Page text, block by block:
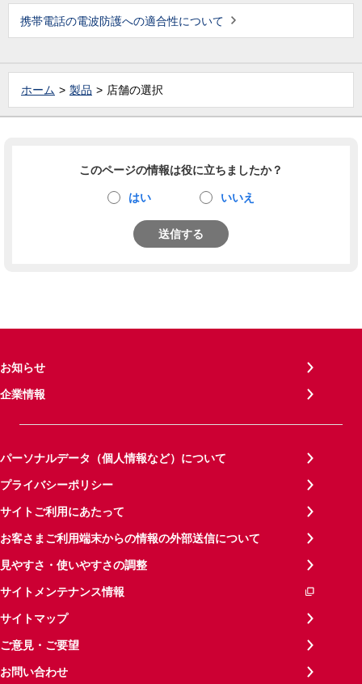
携帯電話の電波防護への適合性について
ホーム 製品 店舗の選択
このページの情報は役に立ちましたか？
はい いいえ
送信する
お知らせ
企業情報
パーソナルデータ（個人情報など）について
プライバシーポリシー
サイトご利用にあたって
お客さまご利用端末からの情報の外部送信について
見やすさ・使いやすさの調整
サイトメンテナンス情報
サイトマップ
ご意見・ご要望
お問い合わせ